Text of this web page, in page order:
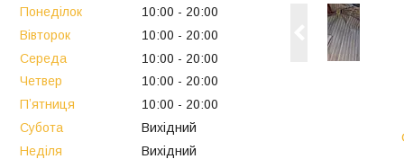
Понеділок 10:00
20:00
Вівторок
10:00
20:00
Середа
10:00
20:00
Четвер
10:00
20:00
Пʼятниця
10:00
20:00
Субота
Вихідний
Неділя
Вихідний